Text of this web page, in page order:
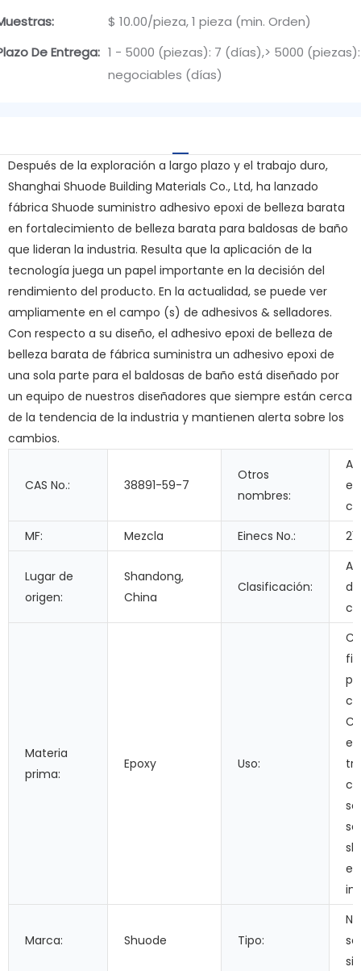
$ 10.00/pieza, 1 pieza (min. Orden)
De Entrega: 1 - 5000 (piezas): 7 (días),> 5000 (piezas):
negociables (días)
Después de la exploración a largo plazo y el trabajo duro,
Shanghai Shuode Building Materials Co., Ltd, ha lanzado
fábrica Shuode suministro adhesivo epoxi de belleza barata
en fortalecimiento de belleza barata para baldosas de baño
que lideran la industria. Resulta que la aplicación de la
tecnología juega un papel importante en la decisión del
rendimiento del producto. En la actualidad, se puede ver
ampliamente en el campo (s) de adhesivos & selladores.
Con respecto a su diseño, el adhesivo epoxi de belleza de
belleza barata de fábrica suministra un adhesivo epoxi de
una sola parte para el baldosas de baño está diseñado por
un equipo de nuestros diseñadores que siempre están cerca
de la tendencia de la industria y mantienen alerta sobre los
cambios.
CAS No.: 38891-59-7
Otros
nombres:
MF:
Mezcla Einecs No.:
Lugar de
origen:
Shandong,
China
Clasificación:
Materia
prima:
Epoxy Uso:
Marca: Shuode Tipo: